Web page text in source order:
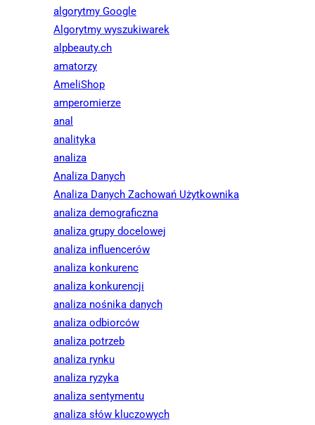
algorytmy Google
Algorytmy wyszukiwarek
alpbeauty.ch
amatorzy
AmeliShop
amperomierze
anal
analityka
analiza
Analiza Danych
Analiza Danych Zachowań Użytkownika
analiza demograficzna
analiza grupy docelowej
analiza influencerów
analiza konkurenc
analiza konkurencji
analiza nośnika danych
analiza odbiorców
analiza potrzeb
analiza rynku
analiza ryzyka
analiza sentymentu
analiza słów kluczowych